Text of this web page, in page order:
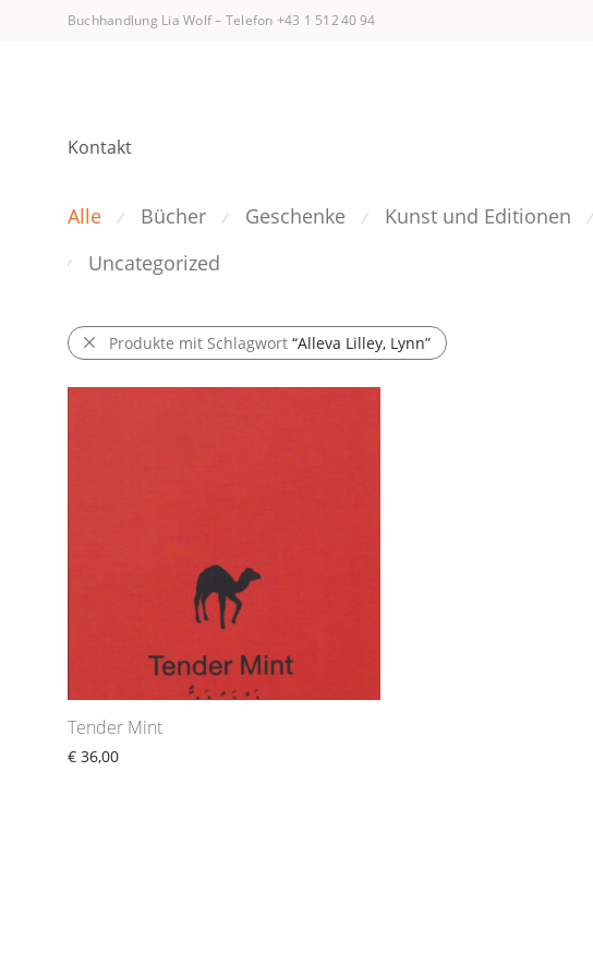
Buchhandlung Lia Wolf– Telefon +43 1 512 40 94
Kontakt
Alle ⁄ Bücher ⁄ Geschenke ⁄ Kunst und Editionen ⁄
⁄ Uncategorized
Produkte mit Schlagwort “Alleva Lilley, Lynn”
Tender Mint
€ 36,00